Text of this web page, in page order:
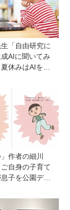
「自由研究に
AIに聞いてみ
休みはAIを活
いことをして
作者の細川
自身の子育て
子を公園デビ
の創作絵本